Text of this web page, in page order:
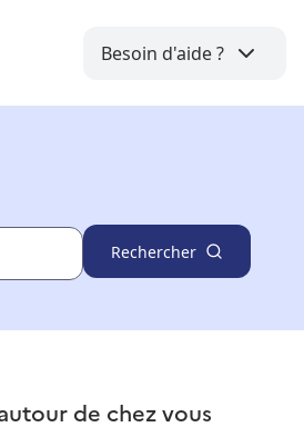
Besoin d'aide ?
Rechercher
de chez vous